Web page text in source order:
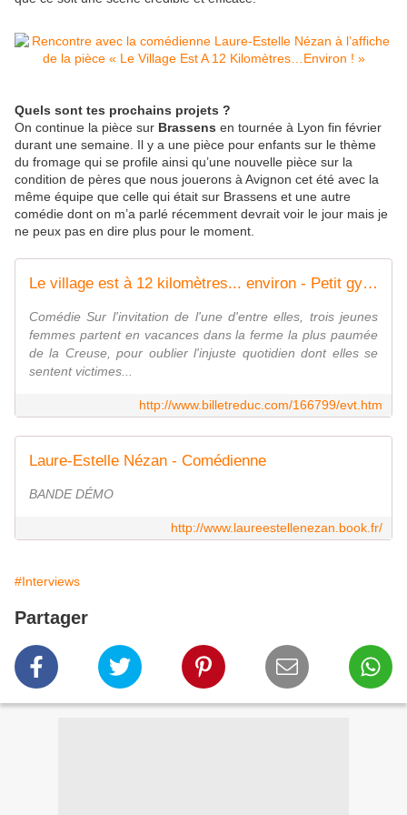
Quels sont tes prochains projets ?
On continue la pièce sur Brassens en tournée à Lyon fin février
durant une semaine. Il y a une pièce pour enfants sur le thème
du fromage qui se profile ainsi qu’une nouvelle pièce sur la
condition de pères que nous jouerons à Avignon cet été avec la
même équipe que celle qui était sur Brassens et une autre
comédie dont on m’a parlé récemment devrait voir le jour mais je
ne peux pas en dire plus pour le moment.
Le village est à 12 kilomètres... environ - Petit gymnase au Théatre du gymnase Marie-Bell | BilletReduc.com
Comédie Sur l'invitation de l'une d'entre elles, trois jeunes
femmes partent en vacances dans la ferme la plus paumée
de la Creuse, pour oublier l'injuste quotidien dont elles se
sentent victimes...
http://www.billetreduc.com/166799/evt.htm
Laure-Estelle Nézan - Comédienne
BANDE DÉMO
http://www.laureestellenezan.book.fr/
#Interviews
Partager